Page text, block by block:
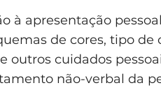
à apresentação
de cores, tipo
outros cuidados
não-verbal da